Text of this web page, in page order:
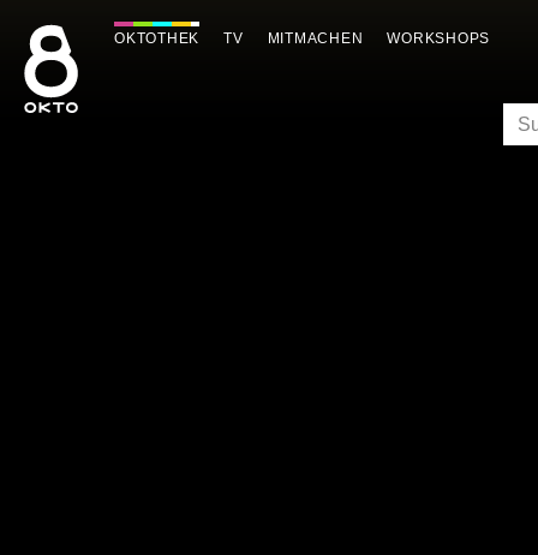
Inhalt
springen
OKTOTHEK TV MITMACHEN WORKSHOPS